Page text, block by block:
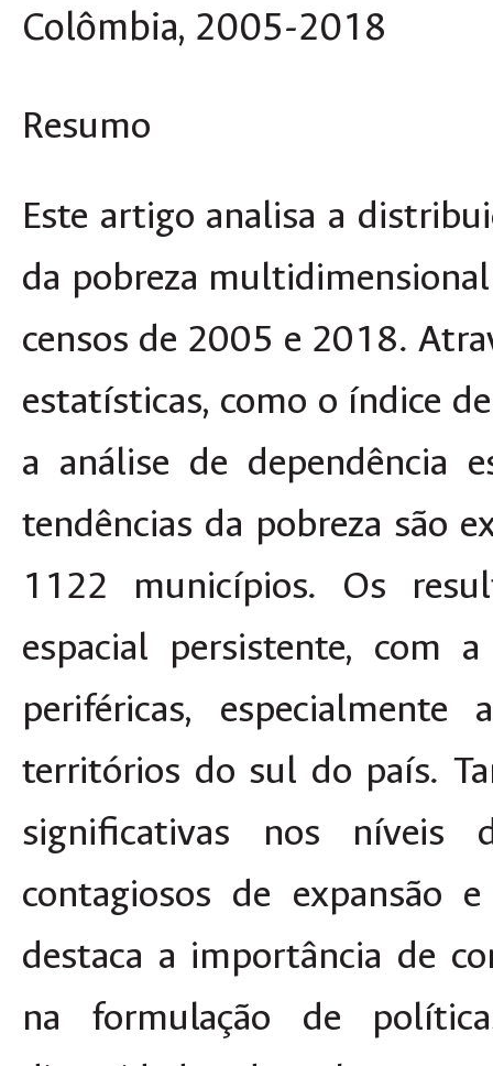
Colômbia, 2005-2018
Resumo
Este artigo analisa a
da pobreza
censos de 2005 e 2018.
estatísticas, como o índice
a análise de dependência
tendências da pobreza são
1122 municípios. Os
espacial persistente, com
periféricas,
territórios do sul do país.
significativas nos níveis
contagiosos de expansão
destaca a importância de
na formulação de